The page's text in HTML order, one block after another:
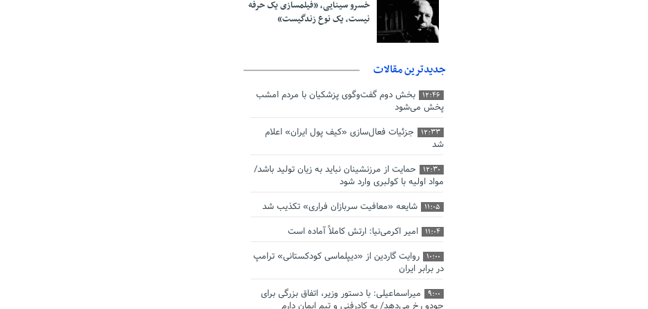
خسرو سینایی، «فیلمسازی یک حرفه
نیست، یک نوع زندگیست»
جدیدترین مقالات
12:46
بخش دوم گفت‌وگوی پزشکیان با مردم امشب
پخش می‌شود
12:33
جزئیات فعال‌سازی «کیف پول ایران» اعلام
شد
12:30
حمایت از مرزنشینان نباید به زیان تولید باشد/
مواد اولیه با کولبری وارد شود
11:05 شایعه «معافیت سربازان فراری» تکذیب شد
11:04 امیر اکرمی‌نیا: ارتش کاملاً آماده است
10:00
روایت گاردین از «دیپلماسی کودکستانی» ترامپ
در برابر ایران
9:00
میراسماعیلی: با دستور وزیر، اتفاق بزرگی برای